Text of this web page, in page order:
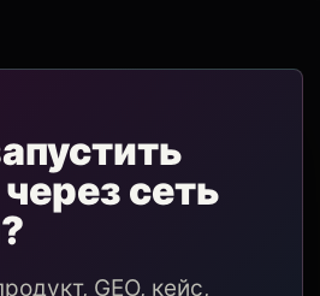
сеть
GEO, кейс,